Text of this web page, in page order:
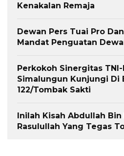
Kenakalan Remaja
Dewan Pers Tuai Pro
Mandat Penguatan
Perkokoh Sinergitas
Simalungun Kunjungi Di
122/Tombak Sakti
Inilah Kisah Abdullah
Rasulullah Yang Tegas